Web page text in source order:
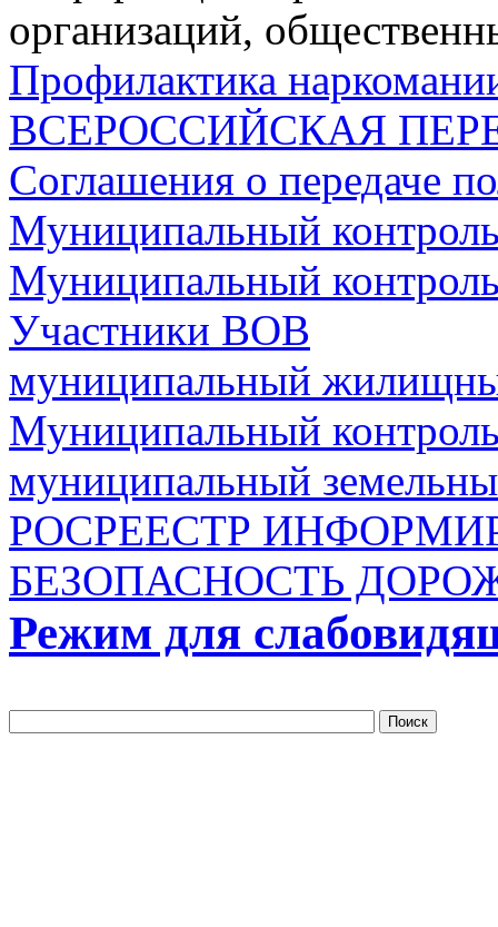
организаций,
Профилактика
ВСЕРОССИЙСКАЯ
Соглашения о передаче
Муниципальный
Муниципальный контроль
Участники ВОВ
муниципальный
Муниципальный
муниципальный
РОСРЕЕСТР
БЕЗОПАСНОСТЬ
Режим для